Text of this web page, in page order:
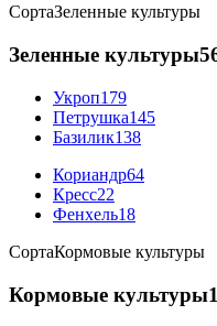
СортаЗеленные культуры
Зеленные культуры
Укроп179
Петрушка145
Базилик138
Кориандр64
Кресс22
Фенхель18
СортаКормовые культуры
Кормовые культуры